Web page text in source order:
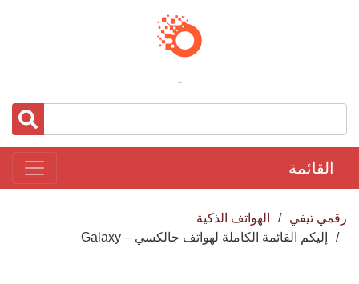
-
القائمة
رقمي تيفي
الهواتف الذكية
إليكم القائمة الكاملة لهواتف جالكسي – Galaxy